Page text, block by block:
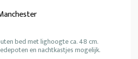
bed met lighoogte ca. 48 cm.
en nachtkastjes mogelijk.